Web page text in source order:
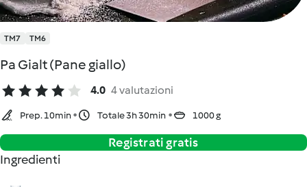
TM7 TM6
Pa Gialt (Pane giallo)
4.0 4 valutazioni
Prep. 10min Totale 3h 30min 1000 g
Registrati gratis
Ingredienti